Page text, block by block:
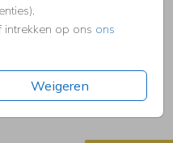
intrekken op ons ons
Weigeren